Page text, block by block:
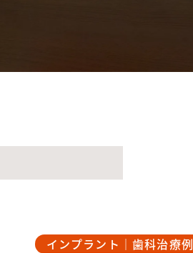
インプラント｜歯科治療例